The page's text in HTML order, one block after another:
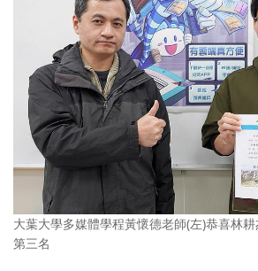
大葉大學多媒體學程黃懷德老師(左)恭喜林
第三名